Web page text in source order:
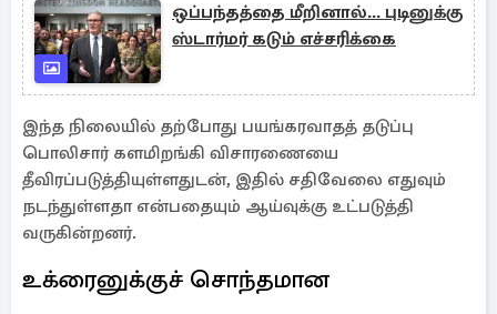
ஒப்பந்தத்தை மீறினால்... புடினுக்கு
ஸ்டார்மர் கடும் எச்சரிக்கை
இந்த நிலையில் தற்போது பயங்கரவாதத் தடுப்பு
பொலிசார் களமிறங்கி விசாரணையை
தீவிரப்படுத்தியுள்ளதுடன், இதில் சதிவேலை எதுவும்
நடந்துள்ளதா என்பதையும் ஆய்வுக்கு உட்படுத்தி
வருகின்றனர்.
உக்ரைனுக்குச் சொந்தமான